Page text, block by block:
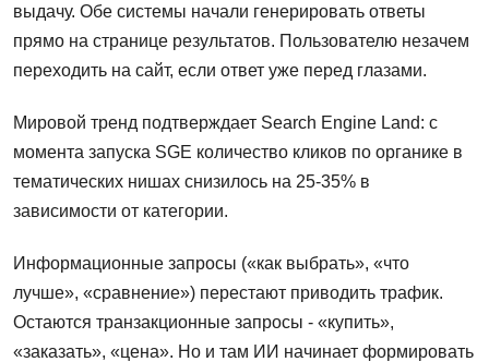
выдачу. Обе системы начали генерировать ответы
прямо на странице результатов. Пользователю незачем
переходить на сайт, если ответ уже перед глазами.
Мировой тренд подтверждает Search Engine Land: с
момента запуска SGE количество кликов по органике в
тематических нишах снизилось на 25-35% в
зависимости от категории.
Информационные запросы («как выбрать», «что
лучше», «сравнение») перестают приводить трафик.
Остаются транзакционные запросы - «купить»,
«заказать», «цена». Но и там ИИ начинает формировать